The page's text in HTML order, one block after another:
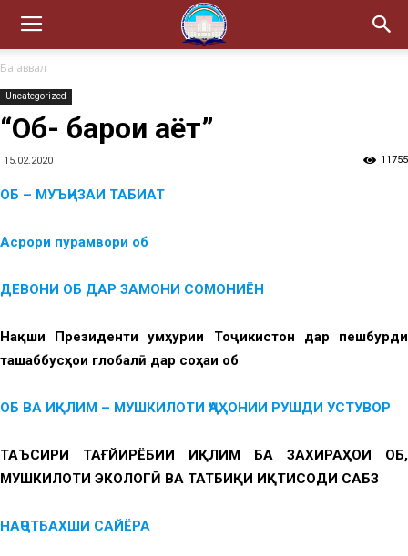
Ба аввал
Uncategorized
“Об- барои ҳаёт”
15.02.2020 11755
ОБ – МУЪҶИЗАИ ТАБИАТ
Асрори пурамвори об
ДЕВОНИ ОБ ДАР ЗАМОНИ СОМОНИЁН
Нақши Президенти Ҷумҳурии Тоҷикистон дар
пешбурди
ташаббусҳои глобалӣ дар соҳаи об
ОБ ВА ИҚЛИМ – МУШКИЛОТИ ҶАҲОНИИ РУШДИ УСТУВОР
ТАЪСИРИ ТАҒЙИРЁБИИ ИҚЛИМ БА ЗАХИРАҲОИ ОБ,
МУШКИЛОТИ ЭКОЛОГӢ ВА ТАТБИҚИ ИҚТИСОДИ САБЗ
НАҶОТБАХШИ САЙЁРА